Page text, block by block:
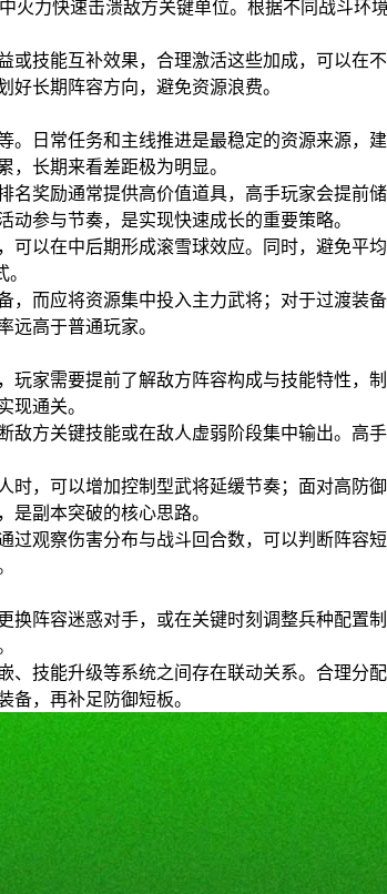
火力快速击溃敌方关键单位。根据不同战斗环
或技能互补效果，合理激活这些加成，可以在
长期阵容方向，避免资源浪费。
。日常任务和主线推进是最稳定的资源来源，
长期来看差距极为明显。
名奖励通常提供高价值道具，高手玩家会提前
参与节奏，是实现快速成长的重要策略。
可以在中后期形成滚雪球效应。同时，避免平
，而应将资源集中投入主力武将；对于过渡装
高于普通玩家。
玩家需要提前了解敌方阵容构成与技能特性，
通关。
敌方关键技能或在敌人虚弱阶段集中输出。高
时，可以增加控制型武将延缓节奏；面对高防
副本突破的核心思路。
过观察伤害分布与战斗回合数，可以判断阵容
换阵容迷惑对手，或在关键时刻调整兵种配置
、技能升级等系统之间存在联动关系。合理分
，再补足防御短板。